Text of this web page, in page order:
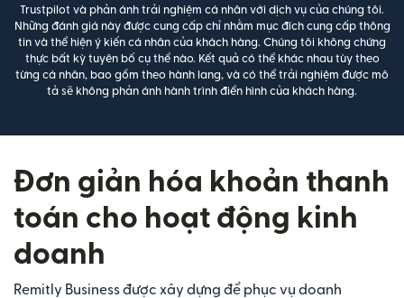
Trustpilot và phản ánh trải nghiệm cá nhân với dịch vụ của chúng tôi.
Những đánh giá này được cung cấp chỉ nhằm mục đích cung cấp thông
tin và thể hiện ý kiến cá nhân của khách hàng. Chúng tôi không chứng
thực bất kỳ tuyên bố cụ thể nào. Kết quả có thể khác nhau tùy theo
từng cá nhân, bao gồm theo hành lang, và có thể trải nghiệm được mô
tả sẽ không phản ánh hành trình điển hình của khách hàng.
Đơn giản hóa khoản thanh
toán cho hoạt động kinh
doanh
Remitly Business được xây dựng để phục vụ doanh